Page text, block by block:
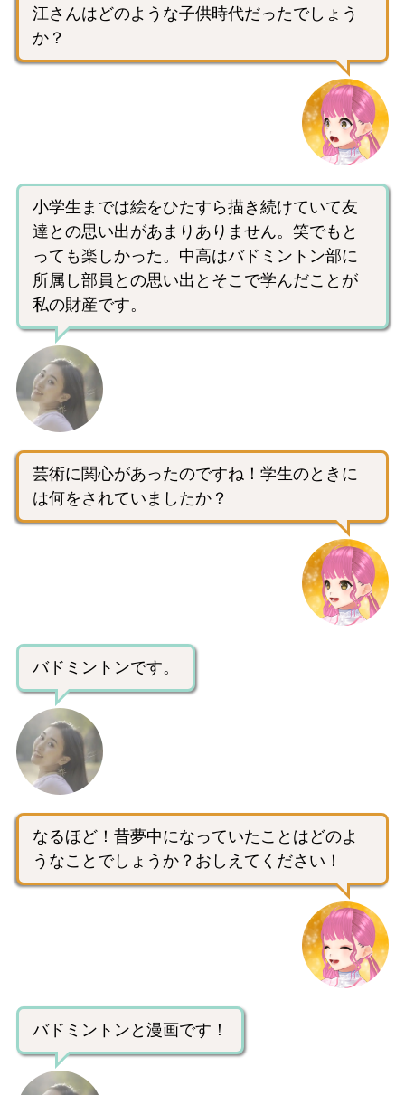
江さんはどのような子供時代だったでしょう
か？
小学生までは絵をひたすら描き続けていて友
達との思い出があまりありません。笑でもと
っても楽しかった。中高はバドミントン部に
所属し部員との思い出とそこで学んだことが
私の財産です。
芸術に関心があったのですね！学生のときに
は何をされていましたか？
バドミントンです。
なるほど！昔夢中になっていたことはどのよ
うなことでしょうか？おしえてください！
バドミントンと漫画です！